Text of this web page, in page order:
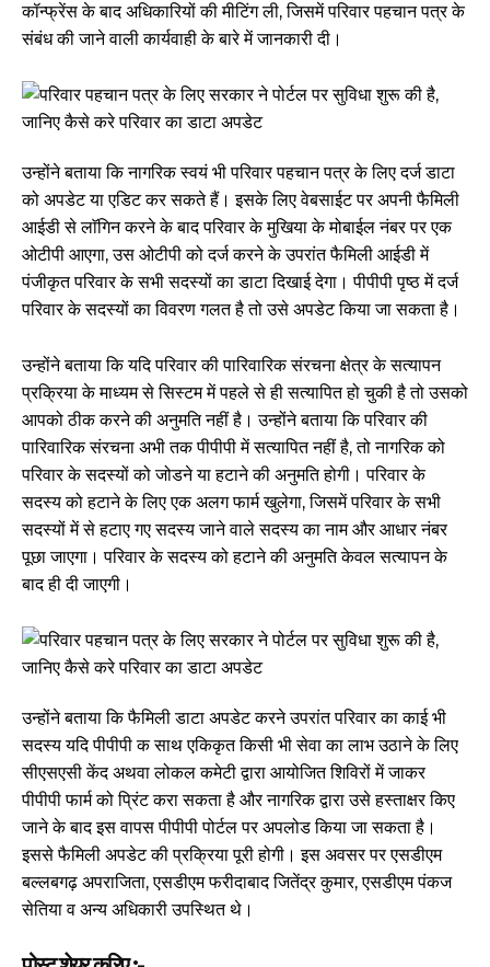
कॉन्फ्रेंस के बाद अधिकारियों की मीटिंग ली, जिसमें परिवार पहचान पत्र के
संबंध की जाने वाली कार्यवाही के बारे में जानकारी दी।
उन्होंने बताया कि नागरिक स्वयं भी परिवार पहचान पत्र के लिए दर्ज डाटा
को अपडेट या एडिट कर सकते हैं। इसके लिए वेबसाईट पर अपनी फैमिली
आईडी से लाॅगिन करने के बाद परिवार के मुखिया के मोबाईल नंबर पर एक
ओटीपी आएगा, उस ओटीपी को दर्ज करने के उपरांत फैमिली आईडी में
पंजीकृत परिवार के सभी सदस्यों का डाटा दिखाई देगा। पीपीपी पृष्ठ में दर्ज
परिवार के सदस्यों का विवरण गलत है तो उसे अपडेट किया जा सकता है।
उन्होंने बताया कि यदि परिवार की पारिवारिक संरचना क्षेत्र के सत्यापन
प्रक्रिया के माध्यम से सिस्टम में पहले से ही सत्यापित हो चुकी है तो उसको
आपको ठीक करने की अनुमति नहीं है। उन्होंने बताया कि परिवार की
पारिवारिक संरचना अभी तक पीपीपी में सत्यापित नहीं है, तो नागरिक को
परिवार के सदस्यों को जोडने या हटाने की अनुमति होगी। परिवार के
सदस्य को हटाने के लिए एक अलग फार्म खुलेगा, जिसमें परिवार के सभी
सदस्यों में से हटाए गए सदस्य जाने वाले सदस्य का नाम और आधार नंबर
पूछा जाएगा। परिवार के सदस्य को हटाने की अनुमति केवल सत्यापन के
बाद ही दी जाएगी।
उन्होंने बताया कि फैमिली डाटा अपडेट करने उपरांत परिवार का काई भी
सदस्य यदि पीपीपी क साथ एकिकृत किसी भी सेवा का लाभ उठाने के लिए
सीएसएसी केंद अथवा लोकल कमेटी द्वारा आयोजित शिविरों में जाकर
पीपीपी फार्म को प्रिंट करा सकता है और नागरिक द्वारा उसे हस्ताक्षर किए
जाने के बाद इस वापस पीपीपी पोर्टल पर अपलोड किया जा सकता है।
इससे फैमिली अपडेट की प्रक्रिया पूरी होगी। इस अवसर पर एसडीएम
बल्लबगढ़ अपराजिता, एसडीएम फरीदाबाद जितेंद्र कुमार, एसडीएम पंकज
सेतिया व अन्य अधिकारी उपस्थित थे।